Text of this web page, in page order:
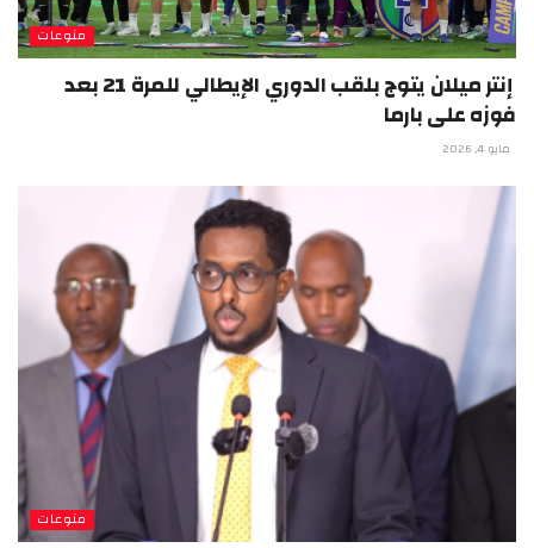
منوعات
إنتر ميلان يتوج بلقب الدوري الإيطالي للمرة 21 بعد
فوزه على بارما
مايو 4, 2026
منوعات